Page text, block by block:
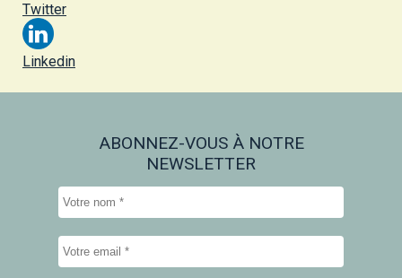
Twitter
Linkedin
ABONNEZ-VOUS À NOTRE
NEWSLETTER